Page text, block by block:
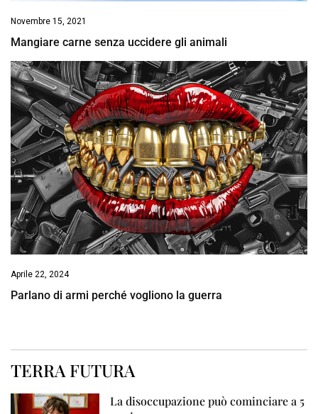
Novembre 15, 2021
Mangiare carne senza uccidere gli animali
Aprile 22, 2024
Parlano di armi perché vogliono la guerra
TERRA FUTURA
La disoccupazione può cominciare a 5